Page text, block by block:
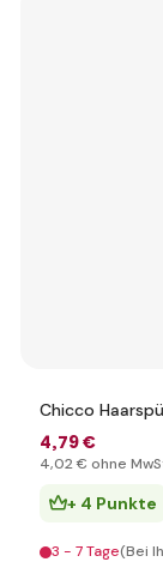
Chicco
4,79 €
4,02 € ohne
+ 4 Punkte
3 - 7 Tage(Bei